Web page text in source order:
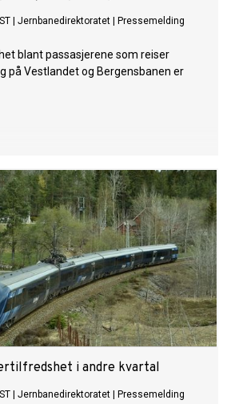
Jernbanedirektoratet Pressemelding
blant passasjerene som reiser
på Vestlandet og Bergensbanen er
i andre kvartal
Jernbanedirektoratet Pressemelding